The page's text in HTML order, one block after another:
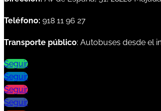
Teléfono: 918 11 96 27
Transporte público: Autobuses desde el
Seguir
Seguir
Seguir
Seguir